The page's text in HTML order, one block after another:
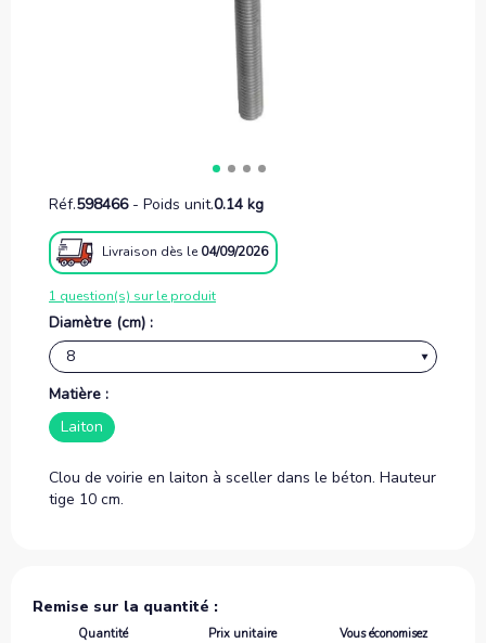
Réf.598466- Poids unit.0.14 kg
Livraison dès le 04/09/2026
1 question(s) sur le produit
Diamètre (cm) :
Matière :
Laiton
Clou de voirie en laiton à sceller dans le béton. Hauteur
tige 10 cm.
Remise sur la quantité :
Quantité Prix unitaire Vous économisez